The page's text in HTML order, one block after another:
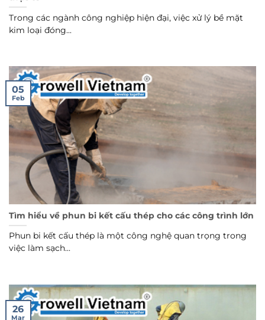
Trong các ngành công nghiệp hiện đại, việc xử lý bề mặt
kim loại đóng...
Tìm hiểu về phun bi kết cấu thép cho các công trình lớn
Phun bi kết cấu thép là một công nghệ quan trọng trong
việc làm sạch...
05
Feb
26
Mar